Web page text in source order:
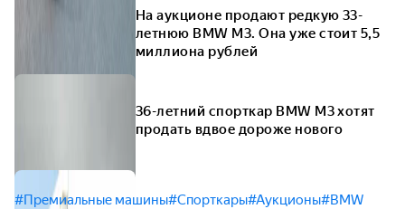
На аукционе продают редкую 33-
летнюю BMW M3. Она уже стоит 5,5
миллиона рублей
36-летний спорткар BMW M3 хотят
продать вдвое дороже нового
#Премиальные машины#Спорткары#Аукционы#BMW